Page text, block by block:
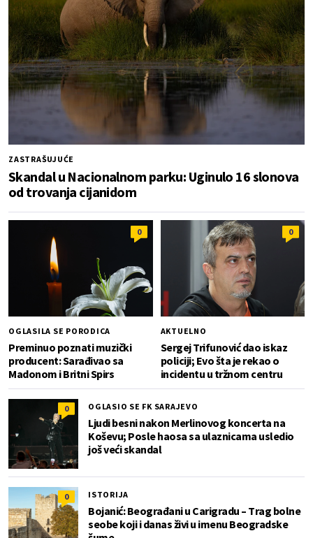
ZASTRAŠUJUĆE
Skandal u Nacionalnom parku: Uginulo 16 slonova
od trovanja cijanidom
0
OGLASILA SE PORODICA
Preminuo poznati muzički
producent: Sarađivao sa
Madonom i Britni Spirs
0
AKTUELNO
Sergej Trifunović dao iskaz
policiji; Evo šta je rekao o
incidentu u tržnom centru
0 OGLASIO SE FK SARAJEVO
Ljudi besni nakon Merlinovog koncerta na
Koševu; Posle haosa sa ulaznicama usledio
još veći skandal
0 ISTORIJA
Bojanić: Beograđani u Carigradu – Тrag bolne
seobe koji i danas živi u imenu Beogradske